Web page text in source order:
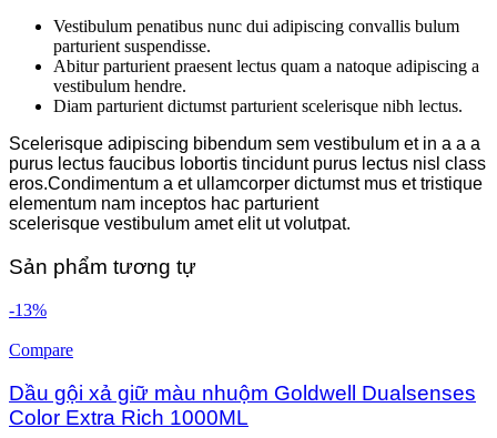
Vestibulum penatibus nunc dui adipiscing convallis bulum
parturient suspendisse.
Abitur parturient praesent lectus quam a natoque adipiscing a
vestibulum hendre.
Diam parturient dictumst parturient scelerisque nibh lectus.
Scelerisque adipiscing bibendum sem vestibulum et in a a a
purus lectus faucibus lobortis tincidunt purus lectus nisl class
eros.Condimentum a et ullamcorper dictumst mus et tristique
elementum nam inceptos hac parturient
scelerisque vestibulum amet elit ut volutpat.
Sản phẩm tương tự
-13%
Compare
Dầu gội xả giữ màu nhuộm Goldwell Dualsenses
Color Extra Rich 1000ML